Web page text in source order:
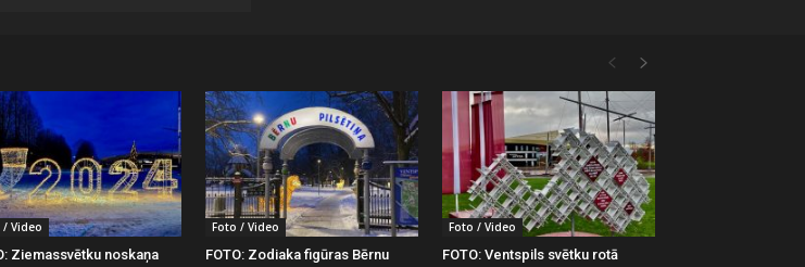
/ Video
Ziemassvētku noskaņa
Foto / Video
FOTO: Zodiaka figūras Bērnu
Foto / Video
FOTO: Ventspils svētku rotā